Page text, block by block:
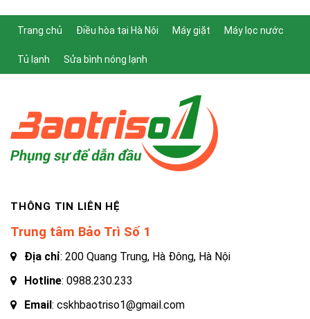
Trang chủ Điều hòa tại Hà Nội Máy giặt Máy lọc nước
Tủ lạnh Sửa bình nóng lạnh
THÔNG TIN LIÊN HỆ
Trung tâm Bảo Trì Số 1
Địa chỉ: 200 Quang Trung, Hà Đông, Hà Nội
Hotline: 0988.230.233
Email: cskhbaotriso1@gmail.com